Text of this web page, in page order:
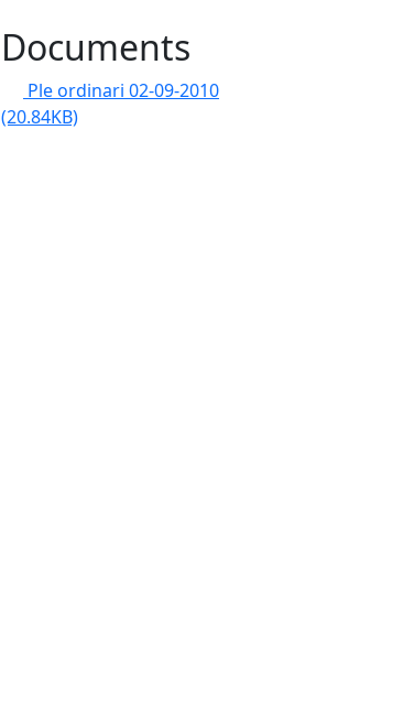
Documents
Ple ordinari 02-09-2010
(20.84KB)